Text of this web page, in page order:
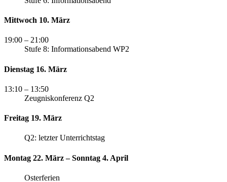
Mittwoch 10. März
19:00 – 21:00
Stufe 8: Informationsabend WP2
Dienstag 16. März
13:10 – 13:50
Zeugniskonferenz Q2
Freitag 19. März
Q2: letzter Unterrichtstag
Montag 22. März – Sonntag 4. April
Osterferien